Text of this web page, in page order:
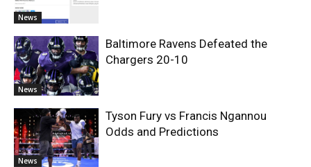
News
News
Baltimore Ravens Defeated the
Chargers 20-10
News
Tyson Fury vs Francis Ngannou
Odds and Predictions